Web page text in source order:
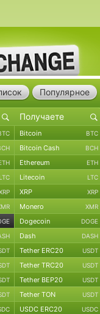
Популярное
Bitcoin BTC
Bitcoin Cash BCH
Ethereum ETH
LTC Litecoin LTC
XRP XRP
Monero XMR
Dogecoin DOGE
Dash DASH
Tether ERC20 USDT
Tether TRC20 USDT
Tether BEP20 USDT
Tether TON USDT
USDC ERC20 USDC